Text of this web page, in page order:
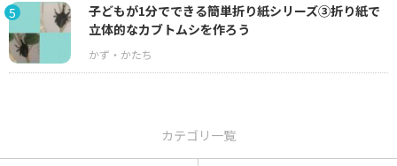
5
子どもが1分でできる簡単折り紙シリーズ③折り紙で
立体的なカブトムシを作ろう
カテゴリ一覧